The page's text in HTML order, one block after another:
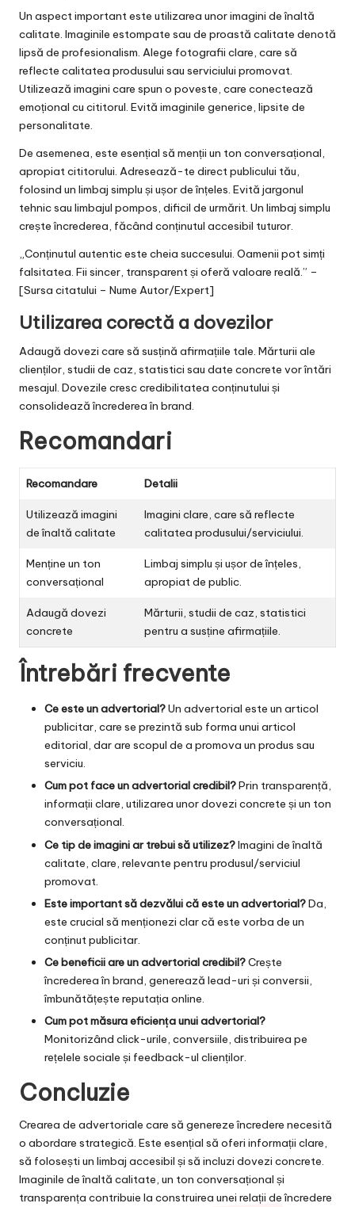
Un aspect important este utilizarea unor imagini de înaltă
calitate. Imaginile estompate sau de proastă calitate denotă
lipsă de profesionalism. Alege fotografii clare, care să
reflecte calitatea produsului sau serviciului promovat.
Utilizează imagini care spun o poveste, care conectează
emoțional cu cititorul. Evită imaginile generice, lipsite de
personalitate.
De asemenea, este esențial să menții un ton conversațional,
apropiat cititorului. Adresează-te direct publicului tău,
folosind un limbaj simplu și ușor de înțeles. Evită jargonul
tehnic sau limbajul pompos, dificil de urmărit. Un limbaj simplu
crește încrederea, făcând conținutul accesibil tuturor.
„Conținutul autentic este cheia succesului. Oamenii pot simți
falsitatea. Fii sincer, transparent și oferă valoare reală.” –
[Sursa citatului – Nume Autor/Expert]
Utilizarea corectă a dovezilor
Adaugă dovezi care să susțină afirmațiile tale. Mărturii ale
clienților, studii de caz, statistici sau date concrete vor întări
mesajul. Dovezile cresc credibilitatea conținutului și
consolidează încrederea în brand.
Recomandari
Recomandare Detalii
Utilizează imagini
de înaltă calitate
Imagini clare, care să reflecte
calitatea produsului/serviciului.
Menține un ton
conversațional
Limbaj simplu și ușor de înțeles,
apropiat de public.
Adaugă dovezi
concrete
Mărturii, studii de caz, statistici
pentru a susține afirmațiile.
Întrebări frecvente
Ce este un advertorial?Un advertorial este un articol
publicitar, care se prezintă sub forma unui articol
editorial, dar are scopul de a promova un produs sau
serviciu.
Cum pot face un advertorial credibil?Prin transparență,
informații clare, utilizarea unor dovezi concrete și un ton
conversațional.
Ce tip de imagini ar trebui să utilizez?Imagini de înaltă
calitate, clare, relevante pentru produsul/serviciul
promovat.
Este important să dezvălui că este un advertorial?Da,
este crucial să menționezi clar că este vorba de un
conținut publicitar.
Ce beneficii are un advertorial credibil?Crește
încrederea în brand, generează lead-uri și conversii,
îmbunătățește reputația online.
Cum pot măsura eficiența unui advertorial?
Monitorizând click-urile, conversiile, distribuirea pe
rețelele sociale și feedback-ul clienților.
Concluzie
Crearea de advertoriale care să genereze încredere necesită
o abordare strategică. Este esențial să oferi informații clare,
să folosești un limbaj accesibil și să incluzi dovezi concrete.
Imaginile de înaltă calitate, un ton conversațional și
transparența contribuie la construirea unei relații de încredere